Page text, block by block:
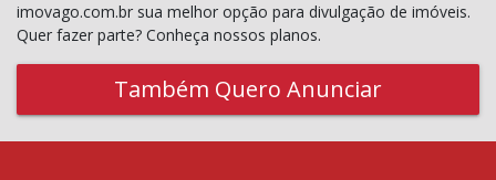
imovago.com.br sua melhor opção para divulgação de imóveis.
Quer fazer parte? Conheça nossos planos.
Também Quero Anunciar